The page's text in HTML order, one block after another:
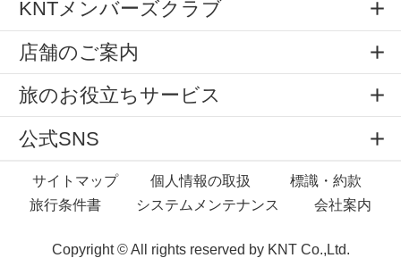
KNTメンバーズクラブ
店舗のご案内
旅のお役立ちサービス
公式SNS
サイトマップ 個人情報の取扱
標識・約款
旅行条件書
システムメンテナンス 会社案内
Copyright © All rights reserved by KNT Co.,Ltd.